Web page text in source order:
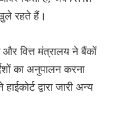
रहते हैं।
वित्त मंत्रालय ने बैंकों
का अनुपालन करना
द्वारा जारी अन्य